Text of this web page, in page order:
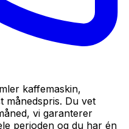
kaffemaskin,
månedspris. Du vet
vi garanterer
perioden og du har én